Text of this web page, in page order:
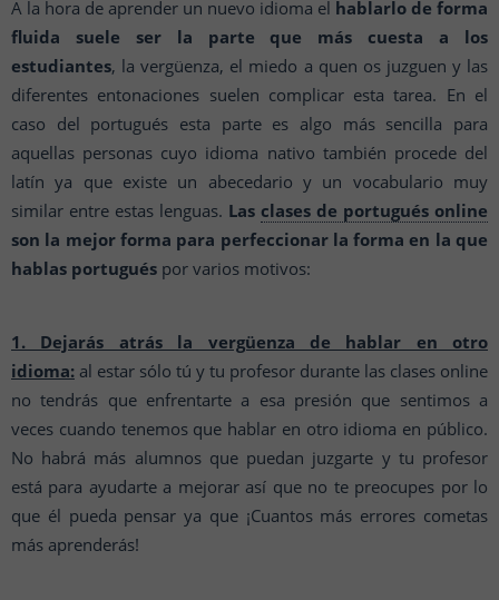
A la hora de aprender un nuevo idioma el hablarlo de forma
fluida suele ser la parte que más cuesta a los
estudiantes, la vergüenza, el miedo a quen os juzguen y las
diferentes entonaciones suelen complicar esta tarea. En el
caso del portugués esta parte es algo más sencilla para
aquellas personas cuyo idioma nativo también procede del
latín ya que existe un abecedario y un vocabulario muy
similar entre estas lenguas. Las clases de portugués online
son la mejor forma para perfeccionar la forma en la que
hablas portugués por varios motivos:
1. Dejarás atrás la vergüenza de hablar en otro
idioma: al estar sólo tú y tu profesor durante las clases online
no tendrás que enfrentarte a esa presión que sentimos a
veces cuando tenemos que hablar en otro idioma en público.
No habrá más alumnos que puedan juzgarte y tu profesor
está para ayudarte a mejorar así que no te preocupes por lo
que él pueda pensar ya que ¡Cuantos más errores cometas
más aprenderás!